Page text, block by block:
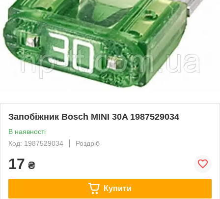
Запобіжник Bosch MINI 30A 1987529034
В наявності
Код: 1987529034
Роздріб
17 ₴
Купити